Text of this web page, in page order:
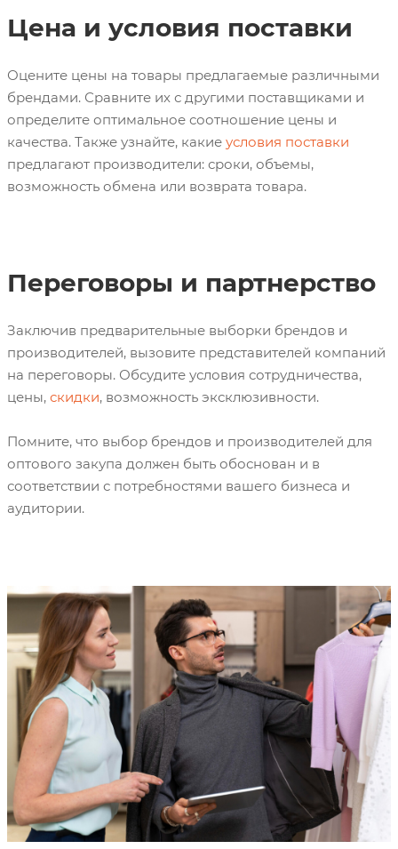
Цена и условия поставки
Оцените цены на товары предлагаемые различными
брендами. Сравните их с другими поставщиками и
определите оптимальное соотношение цены и
качества. Также узнайте, какие условия поставки
предлагают производители: сроки, объемы,
возможность обмена или возврата товара.
Переговоры и партнерство
Заключив предварительные выборки брендов и
производителей, вызовите представителей компаний
на переговоры. Обсудите условия сотрудничества,
цены, скидки, возможность эксклюзивности.
Помните, что выбор брендов и производителей для
оптового закупа должен быть обоснован и в
соответствии с потребностями вашего бизнеса и
аудитории.